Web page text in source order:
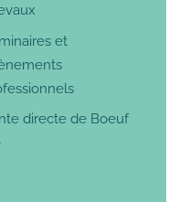
et
directe de Boeuf